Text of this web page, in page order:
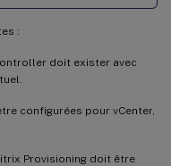
:
doit exister avec
configurées pour vCenter,
Provisioning doit être